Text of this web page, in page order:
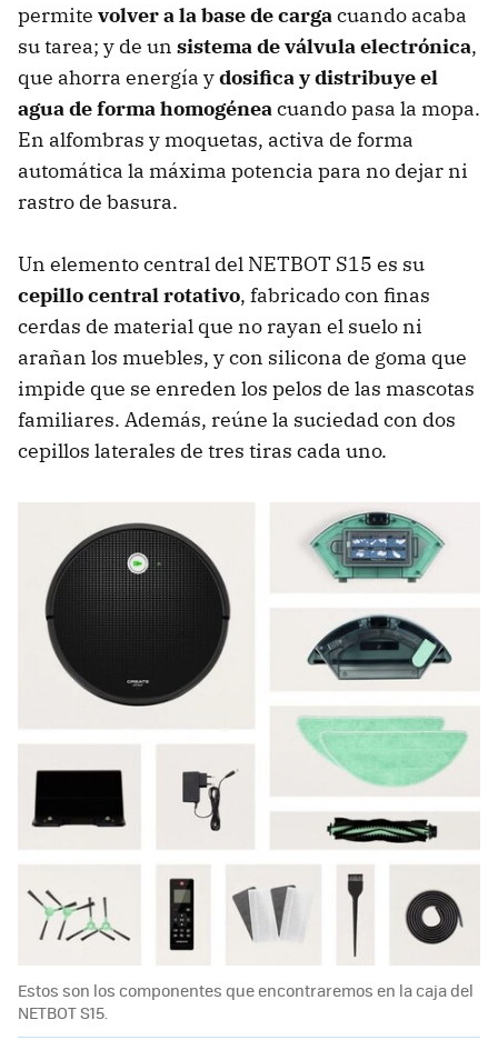
permite volver a la base de cargacuando acaba
su tarea; y de un sistema de válvula electrónica,
que ahorra energía ydosifica y distribuye el
agua de forma homogéneacuando pasa la mopa.
En alfombras y moquetas, activa de forma
automática la máxima potencia para no dejar ni
rastro de basura.
Un elemento central del NETBOT S15 es su
cepillo central rotativo, fabricado con finas
cerdas de material que no rayan el suelo ni
arañan los muebles, y con silicona de goma que
impide que se enreden los pelos de las mascotas
familiares. Además, reúne la suciedad con dos
cepillos laterales de tres tiras cada uno.
Estos son los componentes que encontraremos en la caja del
NETBOT S15.